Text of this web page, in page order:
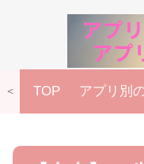
TOP アプリ別
＜